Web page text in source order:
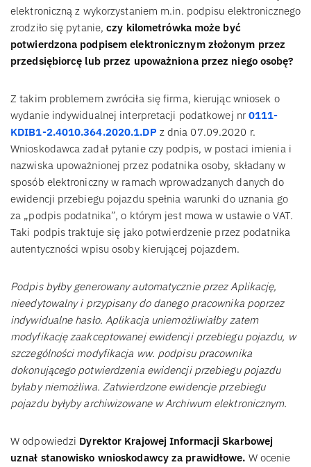
elektroniczną z wykorzystaniem m.in. podpisu elektronicznego
zrodziło się pytanie,czy kilometrówka może być
potwierdzona podpisem elektronicznym złożonym przez
przedsiębiorcę lub przez upoważniona przez niego osobę?
Z takim problemem zwróciła się firma, kierując wniosek o
wydanie indywidualnej interpretacji podatkowej nr0111-
KDIB1-2.4010.364.2020.1.DP z dnia 07.09.2020 r.
Wnioskodawca zadał pytanie czy podpis, w postaci imienia i
nazwiska upoważnionej przez podatnika osoby, składany w
sposób elektroniczny w ramach wprowadzanych danych do
ewidencji przebiegu pojazdu spełnia warunki do uznania go
za „podpis podatnika”, o którym jest mowa w ustawie o VAT.
Taki podpis traktuje się jako potwierdzenie przez podatnika
autentyczności wpisu osoby kierującej pojazdem.
Podpis byłby generowany automatycznie przez Aplikację,
nieedytowalny i przypisany do danego pracownika poprzez
indywidualne hasło. Aplikacja uniemożliwiałby zatem
modyfikację zaakceptowanej ewidencji przebiegu pojazdu, w
szczególności modyfikacja ww. podpisu pracownika
dokonującego potwierdzenia ewidencji przebiegu pojazdu
byłaby niemożliwa. Zatwierdzone ewidencje przebiegu
pojazdu byłyby archiwizowane w Archiwum elektronicznym.
W odpowiedzi Dyrektor Krajowej Informacji Skarbowej
uznał stanowisko wnioskodawcy za prawidłowe. W ocenie